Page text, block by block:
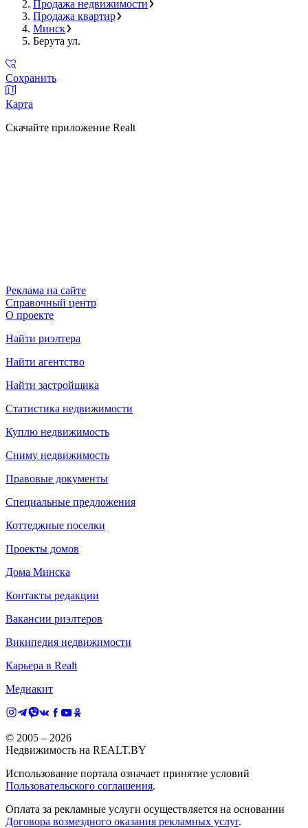
Продажа недвижимости
Продажа квартир
Минск
Берута ул.
Сохранить
Карта
Скачайте приложение Realt
Реклама на сайте
Справочный центр
О проекте
Найти риэлтера
Найти агентство
Найти застройщика
Статистика недвижимости
Куплю недвижимость
Сниму недвижимость
Правовые документы
Специальные предложения
Коттеджные поселки
Проекты домов
Дома Минска
Контакты редакции
Вакансии риэлтеров
Википедия недвижимости
Карьера в Realt
Медиакит
© 2005 – 2026
Недвижимость на REALT.BY
Использование портала означает принятие условий
Пользовательского соглашения.
Оплата за рекламные услуги осуществляется на основании
Договора возмездного оказания рекламных услуг.